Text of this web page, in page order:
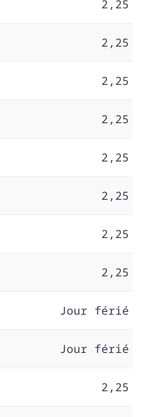
2,25
2,25
2,25
2,25
2,25
2,25
2,25
2,25
Jour férié
Jour férié
2,25